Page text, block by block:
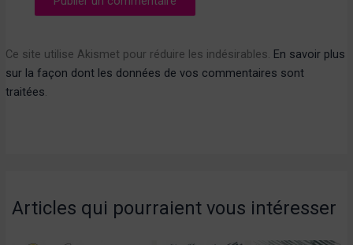
Ce site utilise Akismet pour réduire les indésirables. En savoir plus
sur la façon dont les données de vos commentaires sont
traitées.
Articles qui pourraient vous intéresser